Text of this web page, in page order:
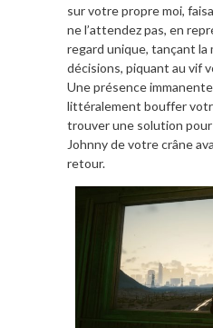
sur votre propre moi,
ne l’attendez pas, en
regard unique, tançant la
décisions, piquant au vif
Une présence
littéralement bouffer
trouver une solution
Johnny de votre crâne
retour.